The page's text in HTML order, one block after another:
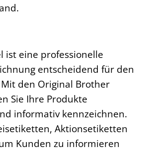
ist eine professionelle
entscheidend für den
den Original Brother
Sie Ihre Produkte
informativ kennzeichnen.
Aktionsetiketten
Kunden zu informieren